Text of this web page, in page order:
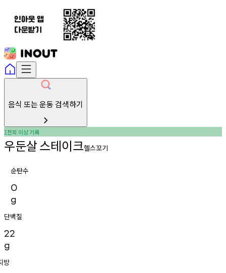
음식 또는 운동 검색하기
1천회 이상기록
우둔살스테이크헬스꼬기
순탄수
0
g
단백질
22
g
방